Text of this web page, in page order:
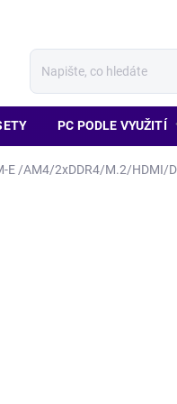
PC PODLE VYUŽITÍ
E /AM4/2xDDR4/M.2/HDMI/